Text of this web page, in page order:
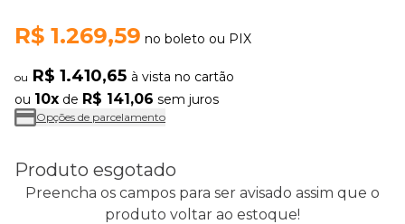
R$ 1.269,59 no boleto ou PIX
ou R$ 1.410,65 à vista no cartão
ou 10x de R$ 141,06 sem juros
Opções de parcelamento
Produto esgotado
Preencha os campos para ser avisado assim que o
produto voltar ao estoque!